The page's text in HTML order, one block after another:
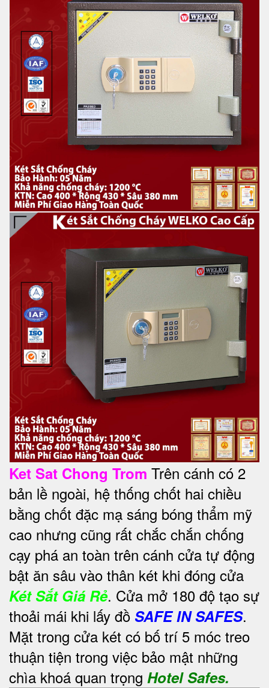
Ket Sat Chong Trom Trên cánh có 2
bản lề ngoài, hệ thống chốt hai chiều
bằng chốt đặc mạ sáng bóng thẩm mỹ
cao nhưng cũng rất chắc chắn chống
cạy phá an toàn trên cánh cửa tự động
bật ăn sâu vào thân két khi đóng cửa
Két Sắt Giá Rẻ. Cửa mở 180 độ tạo sự
thoải mái khi lấy đồ SAFE IN SAFES.
Mặt trong cửa két có bố trí 5 móc treo
thuận tiện trong việc bảo mật những
chìa khoá quan trọng Hotel Safes.